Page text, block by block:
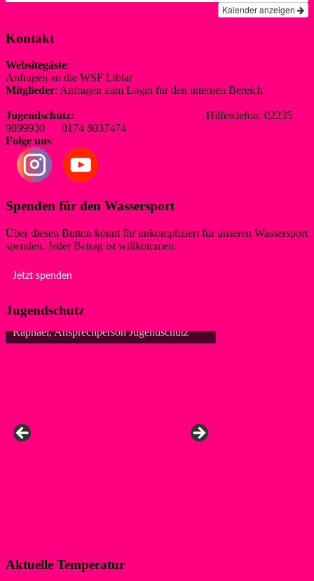
Kalender anzeigen
Kontakt
Websitegäste:
Anfragen an die WSF Liblar
Mitglieder: Anfragen zum Login für den internen Bereich
Jugendschutz:
Hilfetelefon: 02235
9899930 0174 8037474
Folge uns:
Spenden für den Wassersport
Über diesen Button könnt Ihr unkompliziert für unseren Wassersport
spenden. Jeder Betrag ist willkommen.
Jetzt spenden
Jugendschutz
Aktuelle Temperatur